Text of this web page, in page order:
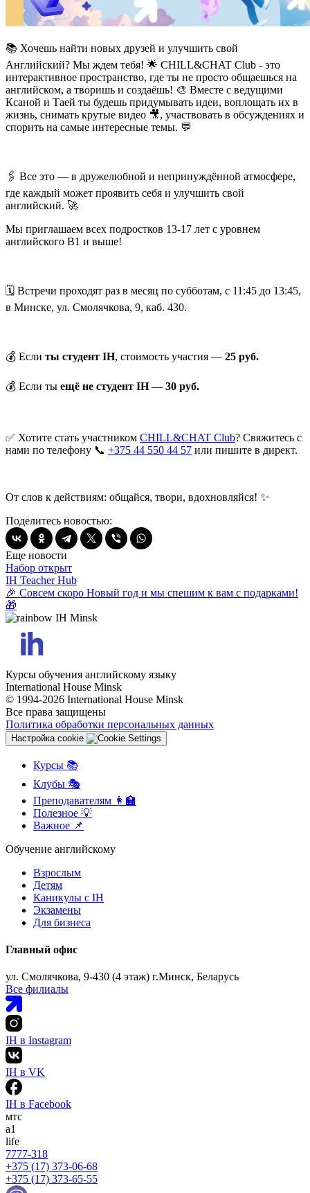
📚 Хочешь найти новых друзей и улучшить свой
Английский? Мы ждем тебя! 🌟 CHILL&CHAT Club - это
интерактивное пространство, где ты не просто общаешься на
английском, а творишь и создаёшь! 🎨 Вместе с ведущими
Ксаной и Таей ты будешь придумывать идеи, воплощать их в
жизнь, снимать крутые видео 🎥, участвовать в обсуждениях и
спорить на самые интересные темы. 💬
🖇 Все это — в дружелюбной и непринуждённой атмосфере,
где каждый может проявить себя и улучшить свой
английский. 🚀
Мы приглашаем всех подростков 13-17 лет с уровнем
английского В1 и выше!
🗓 Встречи проходят раз в месяц по субботам, с 11:45 до 13:45,
в Минске, ул. Смолячкова, 9, каб. 430.
💰 Если ты студент ІН, стоимость участия — 25 руб.
💰 Если ты ещё не студент ІН— 30 руб.
✅ Хотите стать участником CHILL&CHAT Club? Свяжитесь с
нами по телефону 📞 +375 44 550 44 57 или пишите в директ.
От слов к действиям: общайся, твори, вдохновляйся! ✨
Поделитесь новостью:
Еще новости
Набор открыт
IH Teacher Hub
🎉 Совсем скоро Новый год и мы спешим к вам с подарками!
🎁
Курсы обучения английскому языку
International House Minsk
© 1994-2026 International House Minsk
Все права защищены
Политика обработки персональных данных
Настройка cookie
Курсы 📚
Клубы 🎭
Преподавателям 👩‍🏫
Полезное 💡
Важное 📌
Обучение английскому
Взрослым
Детям
Каникулы с IH
Экзамены
Для бизнеса
Главный офис
ул. Смолячкова, 9-430 (4 этаж) г.Минск, Беларусь
Все филиалы
IH в Instagram
IH в VK
IH в Facebook
мтс
а1
life
7777-318
+375 (17) 373-06-68
+375 (17) 373-65-55